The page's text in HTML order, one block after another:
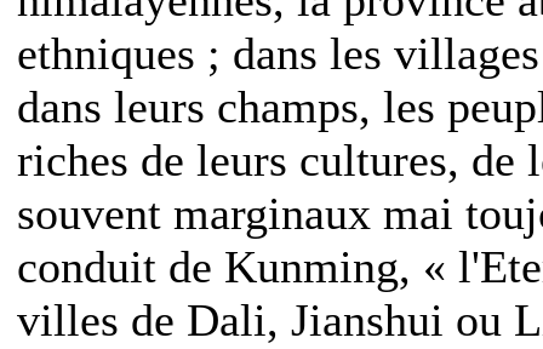
ethniques ; dans les
dans leurs champs, les
riches de leurs cultures, de
souvent marginaux mai
conduit de Kunming, «
villes de Dali, Jianshui ou